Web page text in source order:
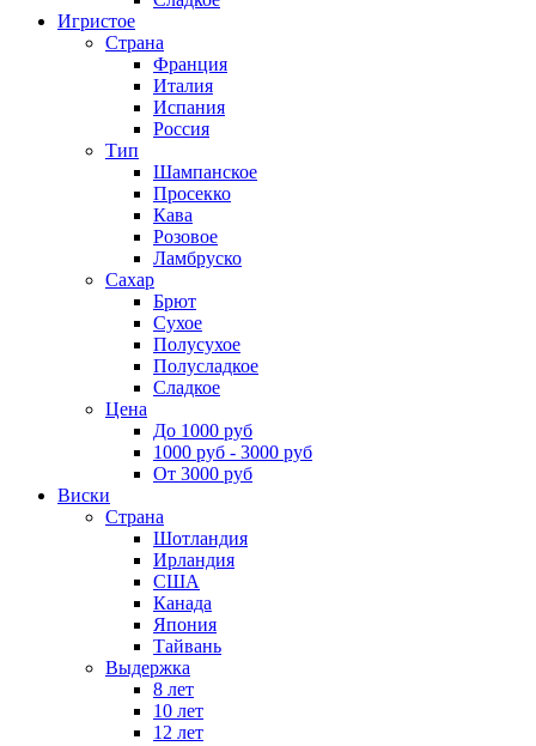
Игристое
Страна
Франция
Италия
Испания
Россия
Тип
Шампанское
Просекко
Кава
Розовое
Ламбруско
Сахар
Брют
Сухое
Полусухое
Полусладкое
Сладкое
Цена
До 1000 руб
1000 руб - 3000 руб
От 3000 руб
Виски
Страна
Шотландия
Ирландия
США
Канада
Япония
Тайвань
Выдержка
8 лет
10 лет
12 лет